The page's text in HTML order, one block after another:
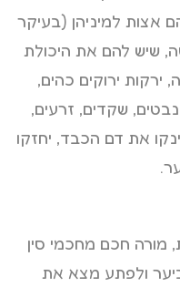
אצות למיניהן (בעיקר
שיש להם את היכולת
ירקות ירוקים כהים,
שקדים, זרעים,
את דם הכבד, יחזקו
מורה חכם מחכמי סין
ולפתע מצא את